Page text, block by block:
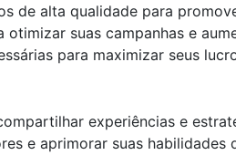
de alta qualidade para
suas campanhas e
para maximizar seus
experiências e
e aprimorar suas habilidades